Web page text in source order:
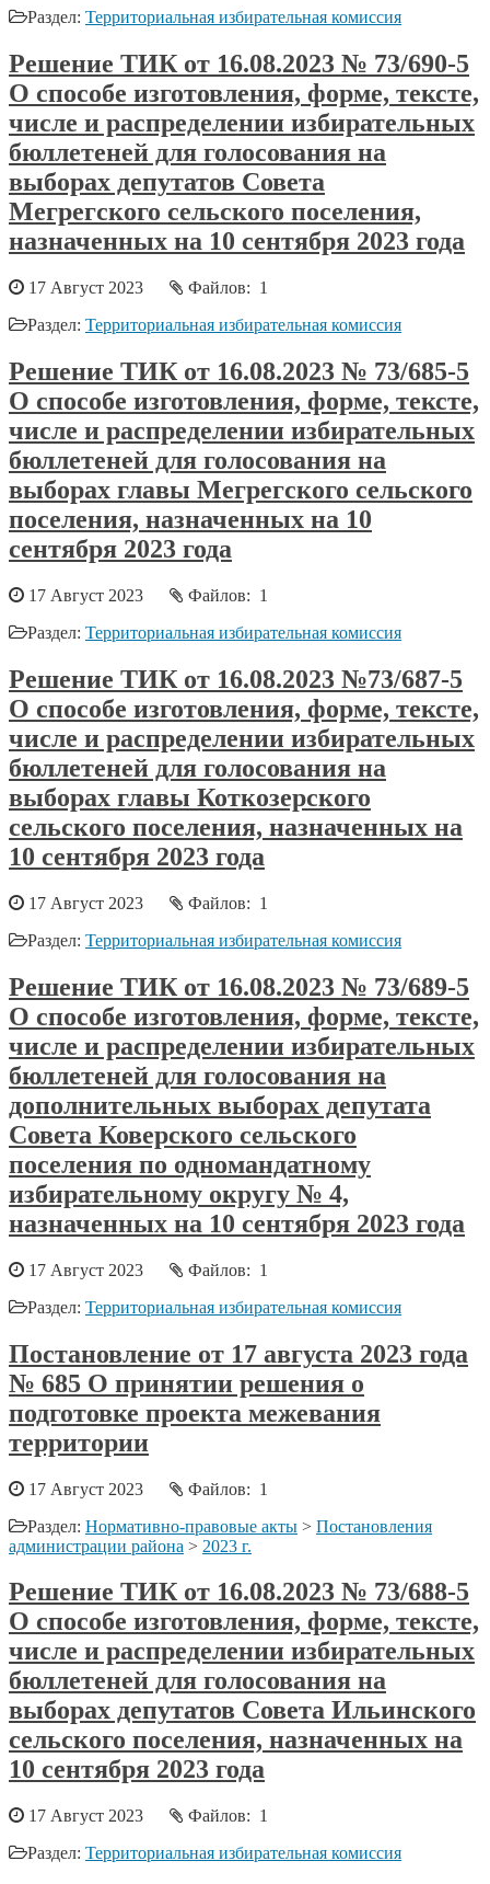
Раздел: Территориальная избирательная комиссия
Решение ТИК от 16.08.2023 № 73/690-5
О способе изготовления, форме, тексте,
числе и распределении избирательных
бюллетеней для голосования на
выборах депутатов Совета
Мегрегского сельского поселения,
назначенных на 10 сентября 2023 года
17 Август 2023
Файлов: 1
Раздел: Территориальная избирательная комиссия
Решение ТИК от 16.08.2023 № 73/685-5
О способе изготовления, форме, тексте,
числе и распределении избирательных
бюллетеней для голосования на
выборах главы Мегрегского сельского
поселения, назначенных на 10
сентября 2023 года
17 Август 2023
Файлов: 1
Раздел: Территориальная избирательная комиссия
Решение ТИК от 16.08.2023 №73/687-5
О способе изготовления, форме, тексте,
числе и распределении избирательных
бюллетеней для голосования на
выборах главы Коткозерского
сельского поселения, назначенных на
10 сентября 2023 года
17 Август 2023
Файлов: 1
Раздел: Территориальная избирательная комиссия
Решение ТИК от 16.08.2023 № 73/689-5
О способе изготовления, форме, тексте,
числе и распределении избирательных
бюллетеней для голосования на
дополнительных выборах депутата
Совета Коверского сельского
поселения по одномандатному
избирательному округу № 4,
назначенных на 10 сентября 2023 года
17 Август 2023
Файлов: 1
Раздел: Территориальная избирательная комиссия
Постановление от 17 августа 2023 года
№ 685 О принятии решения о
подготовке проекта межевания
территории
17 Август 2023
Файлов: 1
Раздел: Нормативно-правовые акты > Постановления
администрации района > 2023 г.
Решение ТИК от 16.08.2023 № 73/688-5
О способе изготовления, форме, тексте,
числе и распределении избирательных
бюллетеней для голосования на
выборах депутатов Совета Ильинского
сельского поселения, назначенных на
10 сентября 2023 года
17 Август 2023
Файлов: 1
Раздел: Территориальная избирательная комиссия